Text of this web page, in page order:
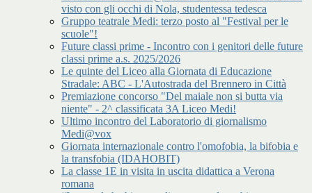
visto con gli occhi di Nola, studentessa tedesca
Gruppo teatrale Medi: terzo posto al "Festival per le
scuole"!
Future classi prime - Incontro con i genitori delle future
classi prime a.s. 2025/2026
Le quinte del Liceo alla Giornata di Educazione
Stradale: ABC - L'Autostrada del Brennero in Città
Premiazione concorso "Del maiale non si butta via
niente" - 2^ classificata 3A Liceo Medi!
Ultimo incontro del Laboratorio di giornalismo
Medi@vox
Giornata internazionale contro l'omofobia, la bifobia e
la transfobia (IDAHOBIT)
La classe 1E in visita in uscita didattica a Verona
romana